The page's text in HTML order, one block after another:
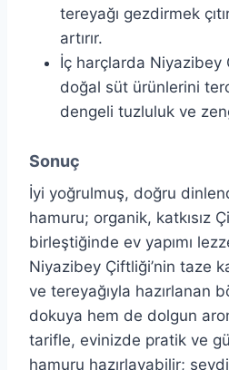
tereyağı gezdirmek
artırır.
İç harçlarda Niyazibey
doğal süt ürünlerini
dengeli tuzluluk ve
Sonuç
İyi yoğrulmuş, doğru
hamuru; organik, katkısız
birleştiğinde ev yapımı
Niyazibey Çiftliği’nin taze
ve tereyağıyla hazırlanan
dokuya hem de dolgun
tarifle, evinizde pratik ve
hamuru hazırlayabilir;